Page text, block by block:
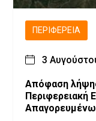
ΠΕΡΙΦΈΡΕΙΑ
3
Απόφαση
Περιφερειακή